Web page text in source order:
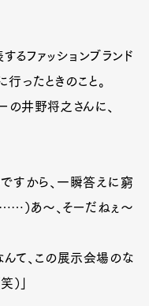
るファッションブランド
ったときのこと。
の井野将之さんに、
すから、一瞬答えに窮
……）あ〜、そーだねぇ〜
んて、この展示会場のな
」